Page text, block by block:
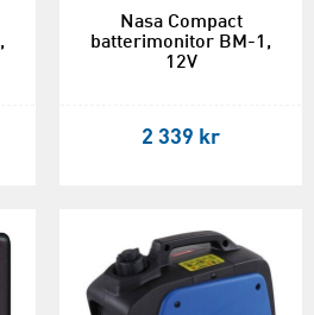
Nasa Compact
batterimonitor BM-1,
12V
2 339 kr